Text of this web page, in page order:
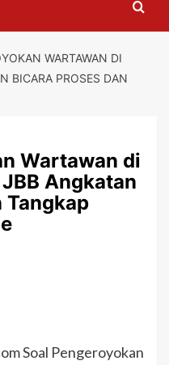
WARTAWAN DI
BICARA PROSES DAN
Wartawan di
Angkatan
Tangkap
Soal Pengeroyokan